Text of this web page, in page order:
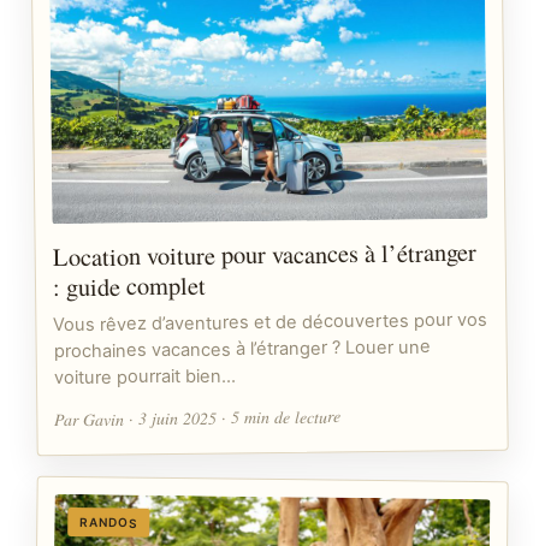
Location voiture pour vacances à l’étranger
: guide complet
Vous rêvez d’aventures et de découvertes pour vos
prochaines vacances à l’étranger ? Louer une
voiture pourrait bien…
Par Gavin · 3 juin 2025 · 5 min de lecture
RANDOS